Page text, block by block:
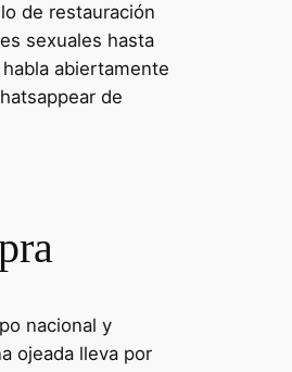
de restauración
sexuales hasta
abiertamente
de
nacional y
ojeada lleva por